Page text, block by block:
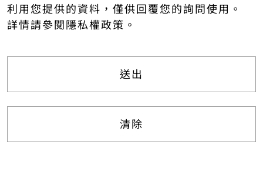
利用您提供的資料，僅供回覆您的詢問使用。
詳情請參閱 隱私權政策 。
送出
清除